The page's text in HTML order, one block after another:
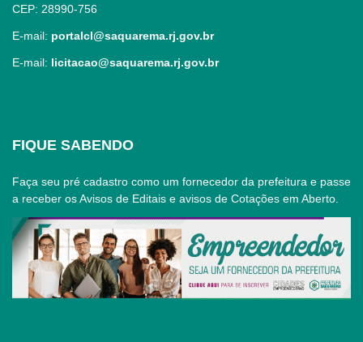
CEP: 28990-756
E-mail: portalcl@saquarema.rj.gov.br
E-mail: licitacao@saquarema.rj.gov.br
FIQUE SABENDO
Faça seu pré cadastro como um fornecedor da prefeitura e passe
a receber os Avisos de Editais e avisos de Cotações em Aberto.